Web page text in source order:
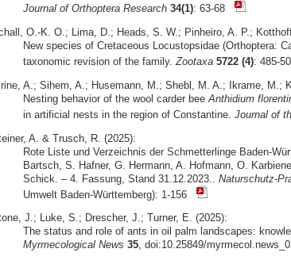
Journal of Orthoptera Research 34(1): 63-68
O.-K. O.; Lima, D.; Heads, S. W.; Pinheiro, A. P.;
New species of Cretaceous Locustopsidae (Orthoptera:
taxonomic revision of the family.Zootaxa 5722 (4): 485-
A.; Sihem, A.; Husemann, M.; Shebl, M. A.; Ikrame, M.;
Nesting behavior of the wool carder bee Anthidium
in artificial nests in the region of Constantine. Journal of
A. & Trusch, R. (2025):
Rote Liste und Verzeichnis der Schmetterlinge Baden-
Bartsch, S. Hafner, G. Hermann, A. Hofmann, O.
Schick. – 4. Fassung, Stand 31.12.2023.. Naturschutz-
Umwelt Baden-Württemberg): 1-156
J.; Luke, S.; Drescher, J.; Turner, E. (2025):
The status and role of ants in oil palm landscapes:
Myrmecological News 35, doi:10.25849/